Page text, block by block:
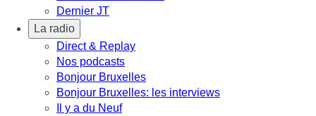
Dernier JT
La radio
Direct & Replay
Nos podcasts
Bonjour Bruxelles
Bonjour Bruxelles: les interviews
Il y a du Neuf